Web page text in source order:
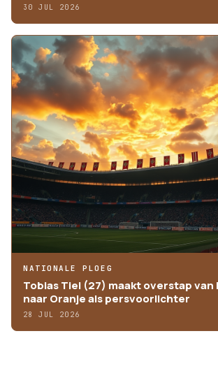
30 JUL 2026
NATIONALE PLOEG
Tobias Tiel (27) maakt overstap van
naar Oranje als persvoorlichter
28 JUL 2026